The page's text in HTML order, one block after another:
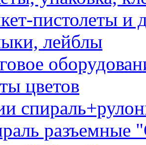
пистолеты и
лейблы
цветов
разъемные